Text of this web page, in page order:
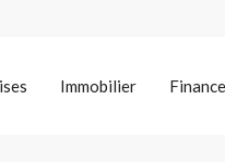
Immobilier